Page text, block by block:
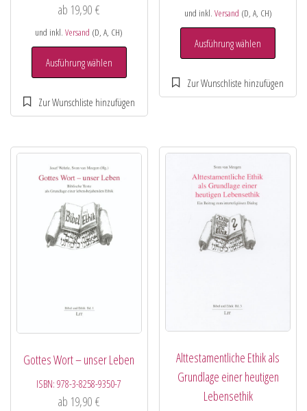
ab 19,90€
und inkl.Versand (D, A, CH)
Ausführung wählen
und inkl. Versand (D, A, CH)
Ausführung wählen
Gottes Wort – unser Leben
ISBN:978-3-8258-9350-7
ab 19,90€
Alttestamentliche Ethik als
Grundlage einer heutigen
Lebensethik